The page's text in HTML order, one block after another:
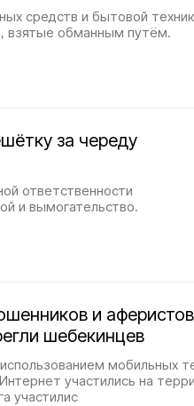
средств и бытовой
взятые обманным путём.
за череду
ответственности
и вымогательство.
и
шебекинцев
мобильных
участились на
участилис